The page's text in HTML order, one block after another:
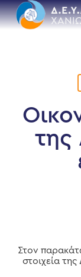
Skip
to
main
της
Στον
στοιχεία